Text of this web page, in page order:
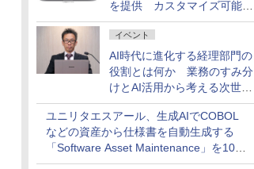
を提供 カスタマイズ可能な
ダッシュボード画面を搭載
イベント
AI時代に進化する経理部門の
役割とは何か 業務のすみ分
けとAI活用から考える次世代
ファイナンス戦略
ユニリタエスアール、生成AIでCOBOL
などの資産から仕様書を自動生成する
「Software Asset Maintenance」を10月
に発売